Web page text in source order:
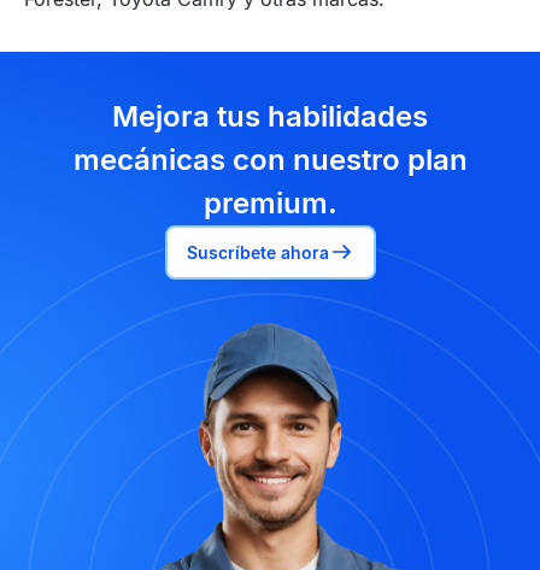
Mejora tus habilidades
mecánicas con nuestro plan
premium.
Suscríbete ahora